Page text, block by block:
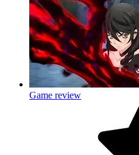
Game review